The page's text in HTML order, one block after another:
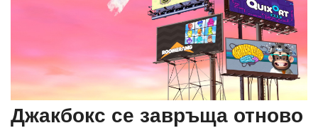
Джакбокс се завръща отново